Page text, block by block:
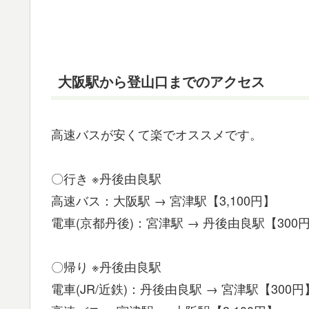
大阪駅から登山口までのアクセス
高速バスが安くて楽でオススメです。
〇行き ※丹後由良駅
高速バス：大阪駅 → 宮津駅【3,100円】
電車(京都丹後)：宮津駅 → 丹後由良駅【300
〇帰り ※丹後由良駅
電車(JR/近鉄)：丹後由良駅 → 宮津駅【300円